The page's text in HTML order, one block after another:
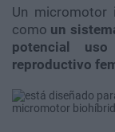
Un micromotor
como un
potencial
reproductivo